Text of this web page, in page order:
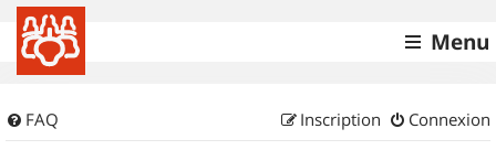
Menu
FAQ Connexion
Inscription